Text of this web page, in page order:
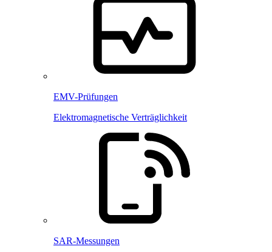
EMV-Prüfungen
Elektromagnetische Verträglichkeit
SAR-Messungen